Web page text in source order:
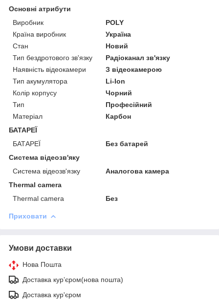
Основні атрибути
Виробник
POLY
Країна виробник
Україна
Стан
Новий
Тип бездротового зв'язку
Радіоканал зв'язку
Наявність відеокамери
З відеокамерою
Тип акумулятора
Li-Ion
Колір корпусу
Чорний
Тип
Професійний
Матеріал
Карбон
БАТАРЕЇ
БАТАРЕЇ
Без батарей
Система відеозв'яку
Система відеозв'язку
Аналогова камера
Thermal camera
Thermal camera
Без
Приховати
Умови доставки
Нова Пошта
Доставка курʼєром(нова пошта)
Доставка кур'єром